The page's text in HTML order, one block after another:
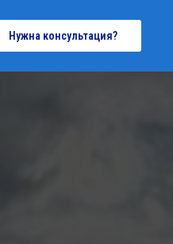
Нужна консультация?